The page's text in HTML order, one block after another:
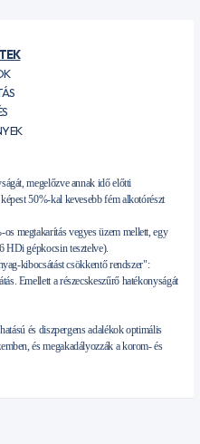
megelőzve annak idő előtti
50%-kal kevesebb fém alkotórészt
megtakarítás vegyes üzem mellett, egy
HDi gépkocsin tesztelve).
kibocsátást csökkentő rendszer":
Emellett a részecskeszűrő hatékonyságát
és diszpergens adalékok optimális
és megakadályozzák a korom- és